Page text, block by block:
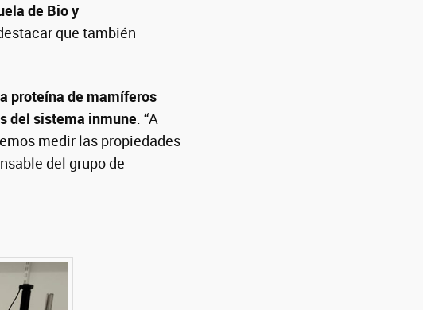
de Bio y
que también
proteína de mamíferos
del sistema inmune. “A
medir las propiedades
del grupo de